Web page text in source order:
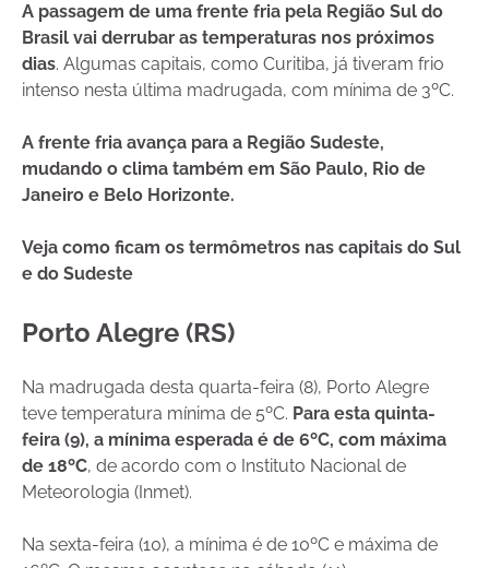
A passagem de uma frente fria pela Região Sul do
Brasil vai derrubar as temperaturas nos próximos
dias. Algumas capitais, como Curitiba, já tiveram frio
intenso nesta última madrugada, com mínima de 3ºC.
A frente fria avança para a Região Sudeste,
mudando o clima também em São Paulo, Rio de
Janeiro e Belo Horizonte.
Veja como ficam os termômetros nas capitais do Sul
e do Sudeste
Porto Alegre (RS)
Na madrugada desta quarta-feira (8), Porto Alegre
teve temperatura mínima de 5ºC. Para esta quinta-
feira (9), a mínima esperada é de 6ºC, com máxima
de 18ºC, de acordo com o Instituto Nacional de
Meteorologia (Inmet).
Na sexta-feira (10), a mínima é de 10ºC e máxima de